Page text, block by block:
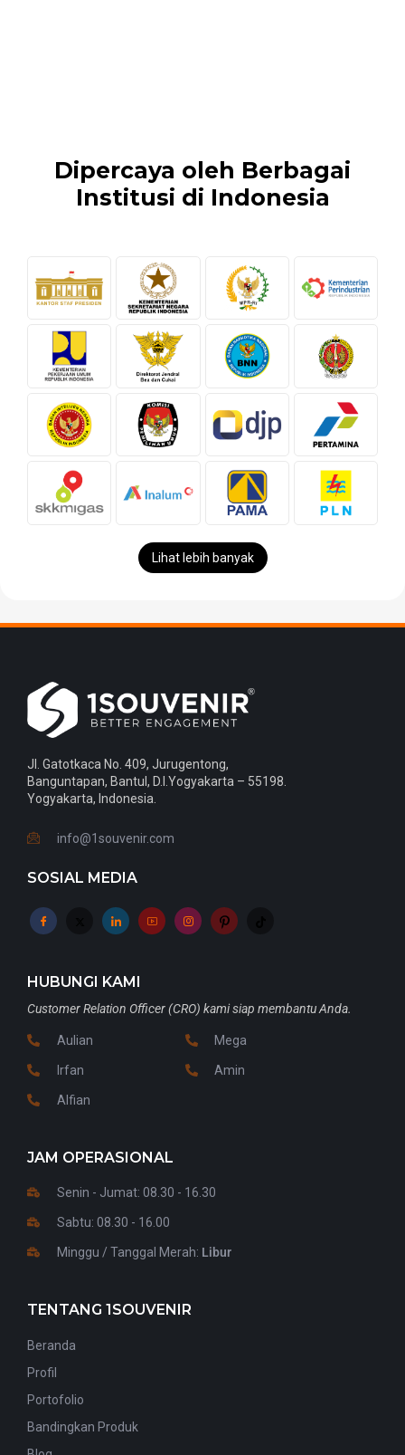
Dipercaya oleh Berbagai
Institusi di Indonesia
Lihat lebih banyak
Jl. Gatotkaca No. 409, Jurugentong,
Banguntapan, Bantul, D.I.Yogyakarta – 55198.
Yogyakarta, Indonesia.
info@1souvenir.com
SOSIAL MEDIA
HUBUNGI KAMI
Customer Relation Officer (CRO) kami siap membantu Anda.
Aulian
Irfan
Alfian
Mega
Amin
JAM OPERASIONAL
Senin - Jumat: 08.30 - 16.30
Sabtu: 08.30 - 16.00
Minggu / Tanggal Merah: Libur
TENTANG 1SOUVENIR
Beranda
Profil
Portofolio
Bandingkan Produk